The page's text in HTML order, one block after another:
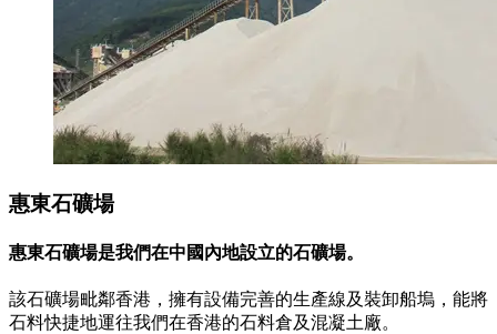
惠東石礦場
惠東石礦場是我們在中國內地設立的石礦場。
該石礦場毗鄰香港，擁有設備完善的生產線及裝卸船塢，能將
石料快捷地運往我們在香港的石料倉及混凝土廠。